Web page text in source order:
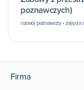
poznawczych)
rozwój poznawczy • zajęcia
Firma